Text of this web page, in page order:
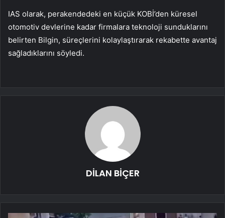
IAS olarak, perakendedeki en küçük KOBİ’den küresel
otomotiv devlerine kadar firmalara teknoloji sunduklarını
belirten Bilgin, süreçlerini kolaylaştırarak rekabette avantaj
sağladıklarını söyledi.
DİLAN BİÇER